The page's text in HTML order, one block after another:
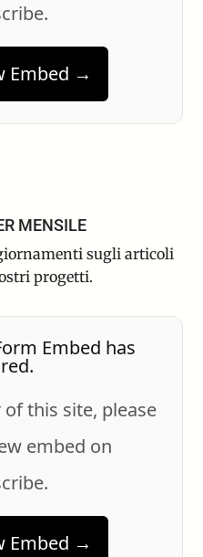
Embed →
MENSILE
sugli articoli
progetti.
Embed has
this site, please
embed on
Embed →